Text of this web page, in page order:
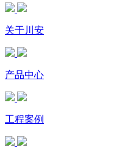
关于川安
产品中心
工程案例